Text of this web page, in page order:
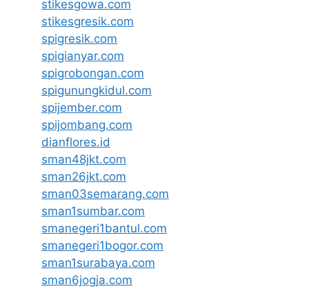
stikesgowa.com
stikesgresik.com
spigresik.com
spigianyar.com
spigrobongan.com
spigunungkidul.com
spijember.com
spijombang.com
dianflores.id
sman48jkt.com
sman26jkt.com
sman03semarang.com
sman1sumbar.com
smanegeri1bantul.com
smanegeri1bogor.com
sman1surabaya.com
sman6jogja.com